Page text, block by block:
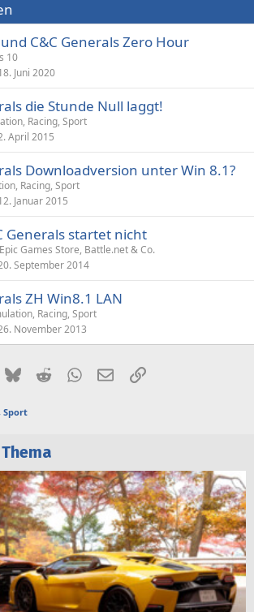
C&C Generals Zero Hour
10
Juni 2020
die Stunde Null laggt!
Racing, Sport
April 2015
Downloadversion unter Win 8.1?
Racing, Sport
Januar 2015
Generals startet nicht
Games Store, Battle.net & Co.
September 2014
ZH Win8.1 LAN
Racing, Sport
November 2013
(Twitter)
BlueskyRedditWhatsApp
E-MailLink
Sport